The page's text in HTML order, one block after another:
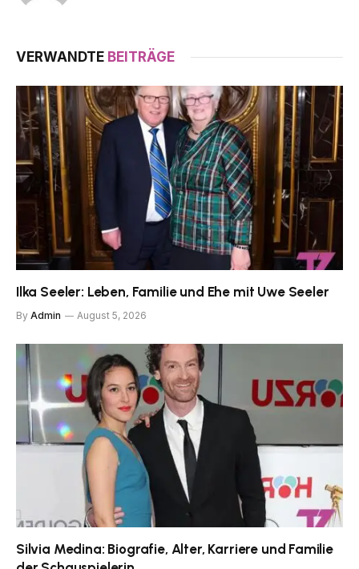
VERWANDTE BEITRÄGE
Ilka Seeler: Leben, Familie und Ehe mit Uwe Seeler
By Admin August 5, 2026
Silvia Medina: Biografie, Alter, Karriere und Familie